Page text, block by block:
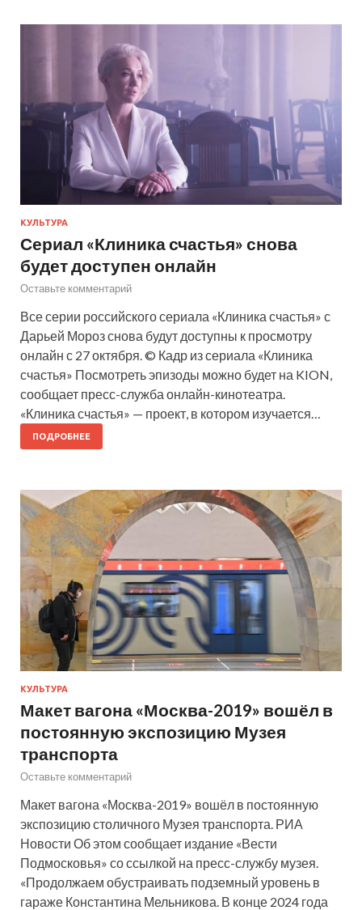
КУЛЬТУРА
Сериал «Клиника счастья» снова
будет доступен онлайн
Оставьте комментарий
Все серии российского сериала «Клиника счастья» с
Дарьей Мороз снова будут доступны к просмотру
онлайн с 27 октября. © Кадр из сериала «Клиника
счастья» Посмотреть эпизоды можно будет на KION,
сообщает пресс-служба онлайн-кинотеатра.
«Клиника счастья» — проект, в котором изучается…
ПОДРОБНЕЕ
КУЛЬТУРА
Макет вагона «Москва-2019» вошёл в
постоянную экспозицию Музея
транспорта
Оставьте комментарий
Макет вагона «Москва-2019» вошёл в постоянную
экспозицию столичного Музея транспорта. РИА
Новости Об этом сообщает издание «Вести
Подмосковья» со ссылкой на пресс-службу музея.
«Продолжаем обустраивать подземный уровень в
гараже Константина Мельникова. В конце 2024 года